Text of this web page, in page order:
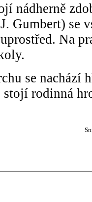
nádherně
Gumbert) se
Na
se nachází
rodinná